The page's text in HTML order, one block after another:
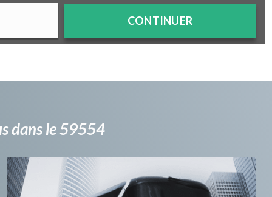
CONTINUER
dans le 59554